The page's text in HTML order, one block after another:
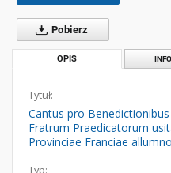
Pobierz
OPIS
Tytuł:
Cantus pro
Fratrum Praedicatorum
Provinciae Franciae
Typ: